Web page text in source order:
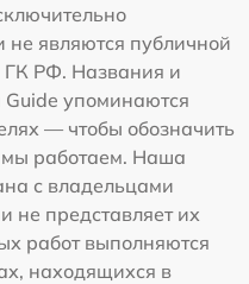
не являются публичной
ГК РФ. Названия и
Guide упоминаются
— чтобы обозначить
мы работаем. Наша
с владельцами
не представляет их
работ выполняются
находящихся в